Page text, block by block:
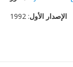
الإصدار الأول: 1992